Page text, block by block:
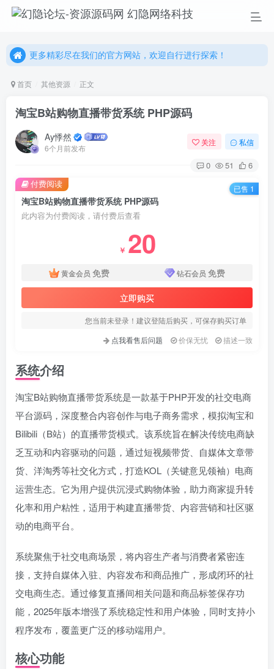
更多精彩尽在我们的官方网站，欢迎自行进行探索！
更多精彩尽在我们的官方网站，欢迎自行进行探索！
首页 其他资源 正文
淘宝B站购物直播带货系统 PHP源码
Ay悸然
6个月前发布
关注 私信
0 51 6
淘宝B站购物直播带货系统 PHP源码
此内容为付费阅读，请付费后查看
￥ 20
黄金会员 免费 钻石会员 免费
立即购买
您当前未登录！建议登陆后购买，可保存购买订单
点我看售后问题
价保无忧 描述一致
付费阅读 已售 1
系统介绍
淘宝B站购物直播带货系统是一款基于PHP开发的社交电商
平台源码，深度整合内容创作与电子商务需求，模拟淘宝和
Bilibili（B站）的直播带货模式。该系统旨在解决传统电商缺
乏互动和内容驱动的问题，通过短视频带货、自媒体文章带
货、洋淘秀等社交化方式，打造KOL（关键意见领袖）电商
运营生态。它为用户提供沉浸式购物体验，助力商家提升转
化率和用户粘性，适用于构建直播带货、内容营销和社区驱
动的电商平台。
系统聚焦于社交电商场景，将内容生产者与消费者紧密连
接，支持自媒体入驻、内容发布和商品推广，形成闭环的社
交电商生态。通过修复直播间相关问题和商品标签保存功
能，2025年版本增强了系统稳定性和用户体验，同时支持小
程序发布，覆盖更广泛的移动端用户。
核心功能